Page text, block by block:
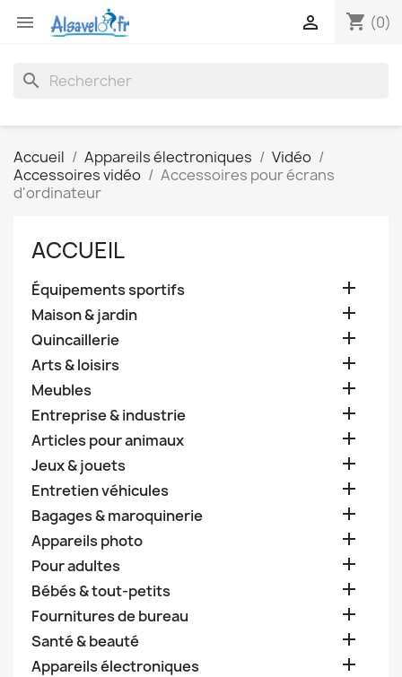
 shopping_cart (0)

search
Accueil Appareils électroniques
Vidéo
Accessoires vidéo
Accessoires pour écrans
d'ordinateur
ACCUEIL
Équipements sportifs 
Maison & jardin 
Quincaillerie 
Arts & loisirs 
Meubles 
Entreprise & industrie 
Articles pour animaux 
Jeux & jouets 
Entretien véhicules 
Bagages & maroquinerie 
Appareils photo 
Pour adultes 
Bébés & tout-petits 
Fournitures de bureau 
Santé & beauté 
Appareils électroniques 